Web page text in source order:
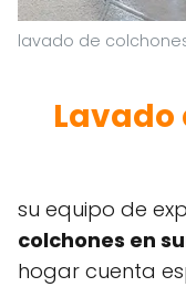
lavado de
Lavado
su equipo de
colchones en
hogar cuenta